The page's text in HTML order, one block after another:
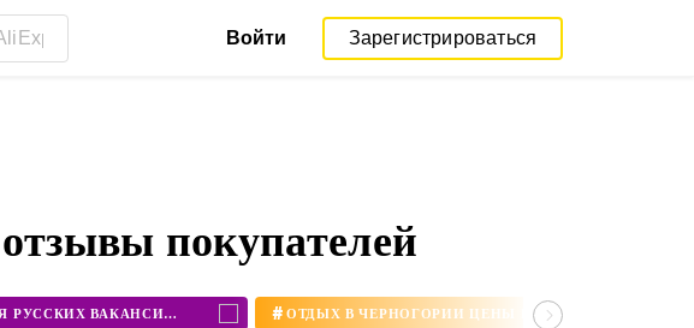
Войти Зарегистрироваться
покупателей
РАБОТА В ЧЕРНОГОРИИ ДЛЯ РУССКИХ ВАКАНСИИ 2020 #